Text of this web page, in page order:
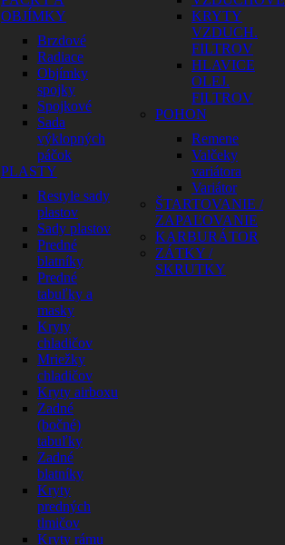
OBJÍMKY
Brzdové
Radiace
Objímky
spojky
Spojkové
Sada
výklopných
páčok
PLASTY
Restyle sady
plastov
Sady plastov
Predné
blatníky
Predné
tabuľky a
masky
Kryty
chladičov
Mriežky
chladičov
Kryty airboxu
Zadné
(bočné)
tabuľky
Zadné
blatníky
Kryty
predných
tlmičov
Kryty rámu
KRYTY
VZDUCH.
FILTROV
HLAVICE
OLEJ.
FILTROV
POHON
Remene
Valčeky
variátora
Variátor
ŠTARTOVANIE /
ZAPAĽOVANIE
KARBURÁTOR
ZÁTKY /
SKRUTKY